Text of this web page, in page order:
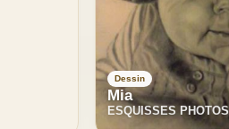
Dessin
Mia
ESQUISSES PHOTOS